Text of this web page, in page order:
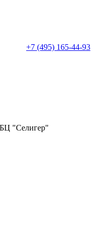
+7 (495) 165-44-93
"Селигер"